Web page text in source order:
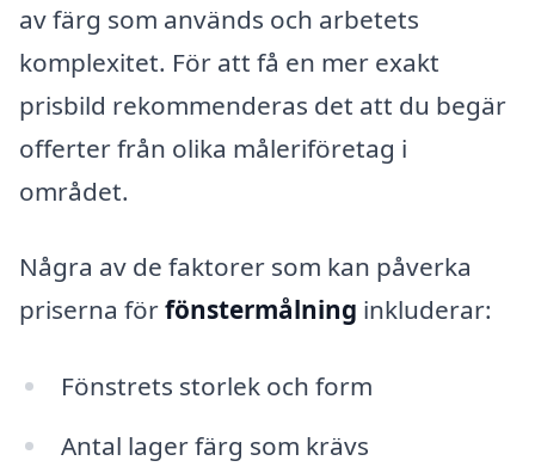
av färg som används och arbetets
komplexitet. För att få en mer exakt
prisbild rekommenderas det att du begär
offerter från olika måleriföretag i
området.
Några av de faktorer som kan påverka
priserna förfönstermålning inkluderar:
Fönstrets storlek och form
Antal lager färg som krävs